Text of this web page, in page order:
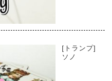
[トランプ]
ソノ